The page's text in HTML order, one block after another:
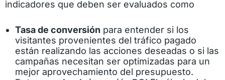
indicadores que deben ser evaluados como
Tasa de conversión para entender si los
visitantes provenientes del tráfico pagado
están realizando las acciones deseadas o si las
campañas necesitan ser optimizadas para un
mejor aprovechamiento del presupuesto.